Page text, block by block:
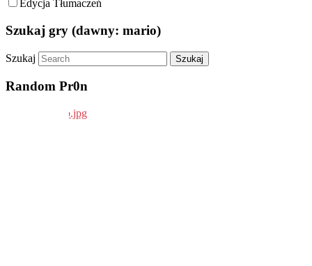
Edycja Tłumaczeń
Szukaj gry (dawny: mario)
Szukaj
Random Pr0n